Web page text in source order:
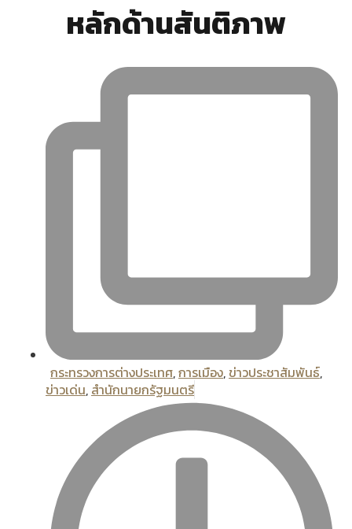
หลักด้านสันติภาพ
กระทรวงการต่างประเทศ,การเมือง, ข่าวประชาสัมพันธ์,
ข่าวเด่น, สํานักนายกรัฐมนตรี